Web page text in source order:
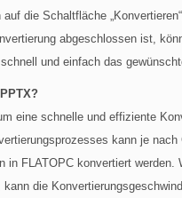
die Schaltfläche
abgeschlossen ist,
und einfach das
eine schnelle und effiziente
kann je
in FLATOPC konvertiert werden.
die